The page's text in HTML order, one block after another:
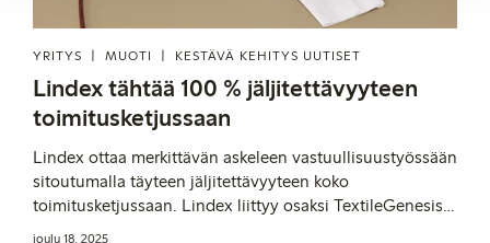
YRITYS MUOTI KESTÄVÄ KEHITYS UUTISET
Lindex tähtää 100 % jäljitettävyyteen
toimitusketjussaan
Lindex ottaa merkittävän askeleen vastuullisuustyössään
sitoutumalla täyteen jäljitettävyyteen koko
toimitusketjussaan. Lindex liittyy osaksi TextileGenesis -
joulu 18, 2025